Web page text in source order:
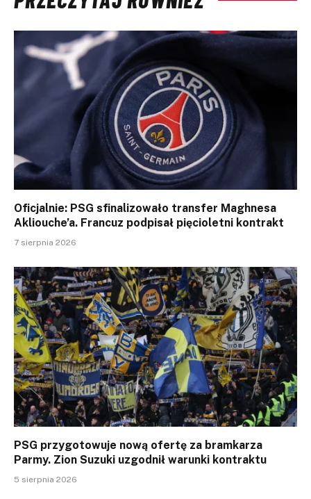
Oficjalnie: PSG sfinalizowało transfer Maghnesa
Akliouche’a. Francuz podpisał pięcioletni kontrakt
7 sierpnia 2026
PSG przygotowuje nową ofertę za bramkarza
Parmy. Zion Suzuki uzgodnił warunki kontraktu
5 sierpnia 2026